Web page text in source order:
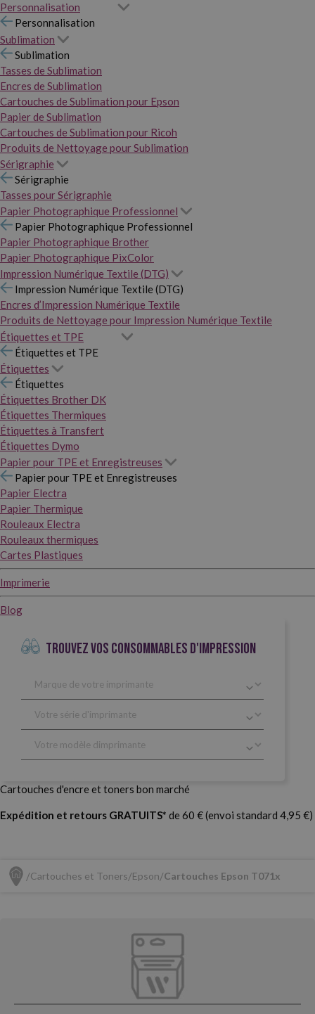
Personnalisation
Personnalisation
Sublimation
Sublimation
Tasses de Sublimation
Encres de Sublimation
Cartouches de Sublimation pour Epson
Papier de Sublimation
Cartouches de Sublimation pour Ricoh
Produits de Nettoyage pour Sublimation
Sérigraphie
Sérigraphie
Tasses pour Sérigraphie
Papier Photographique Professionnel
Papier Photographique Professionnel
Papier Photographique Brother
Papier Photographique PixColor
Impression Numérique Textile (DTG)
Impression Numérique Textile (DTG)
Encres d’Impression Numérique Textile
Produits de Nettoyage pour Impression Numérique Textile
Étiquettes et TPE
Étiquettes et TPE
Étiquettes
Étiquettes
Étiquettes Brother DK
Étiquettes Thermiques
Étiquettes à Transfert
Étiquettes Dymo
Papier pour TPE et Enregistreuses
Papier pour TPE et Enregistreuses
Papier Electra
Papier Thermique
Rouleaux Electra
Rouleaux thermiques
Cartes Plastiques
Imprimerie
Blog
TROUVEZ VOS CONSOMMABLES D'IMPRESSION
Cartouches d'encre et toners bon marché
Expédition et retours GRATUITS* de 60 € (envoi standard 4,95 €)
Cartouches et Toners Epson Cartouches Epson T071x